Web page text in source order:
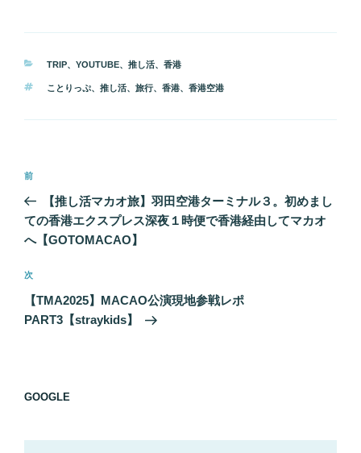
カ
ゴ
ー
TRIP、 YOUTUBE、 推し活、 香港
タ
ことりっぷ、 推し活、 旅行、 香港、 香港空港
投
ナ
ビ
ー
シ
ョ
前
の
投
稿
前
【推し活マカオ旅】羽田空港ターミナル３。初めまし
ての香港エクスプレス深夜１時便で香港経由してマカオ
へ【GOTOMACAO】
次
の
投
次
【TMA2025】MACAO公演現地参戦レポ
PART3【straykids】
GOOGLE